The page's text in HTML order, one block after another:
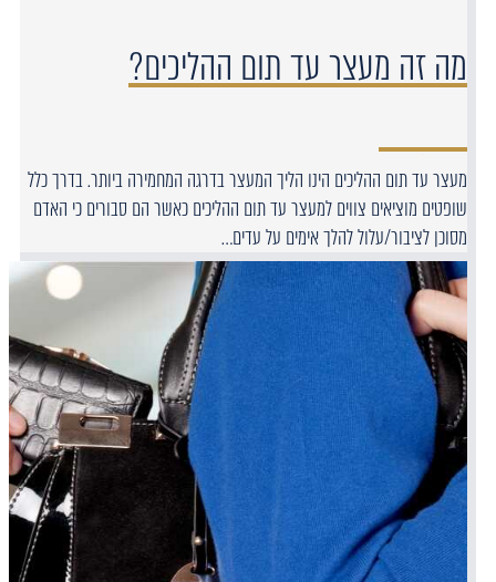
מה זה מעצר עד תום ההליכים?
מעצר עד תום ההליכים הינו הליך המעצר בדרגה המחמירה ביותר. בדרך כלל
שופטים מוציאים צווים למעצר עד תום ההליכים כאשר הם סבורים כי האדם
מסוכן לציבור/עלול להלך אימים על עדים…